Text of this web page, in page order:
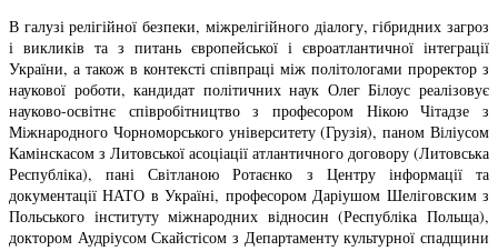
В галузі релігійної безпеки, міжрелігійного діалогу, гібридних загроз
і викликів та з питань європейської і євроатлантичної інтеграції
України, а також в контексті співпраці між політологами проректор з
наукової роботи, кандидат політичних наук Олег Білоус реалізовує
науково-освітнє співробітництво з професором Нікою Чітадзе з
Міжнародного Чорноморського університету (Грузія), паном Віліусом
Камінскасом з Литовської асоціації атлантичного договору (Литовська
Республіка), пані Світланою Ротаєнко з Центру інформації та
документації НАТО в Україні, професором Даріушом Шеліговским з
Польського інституту міжнародних відносин (Республіка Польща),
доктором Аудріусом Скайстісом з Департаменту культурної спадщини